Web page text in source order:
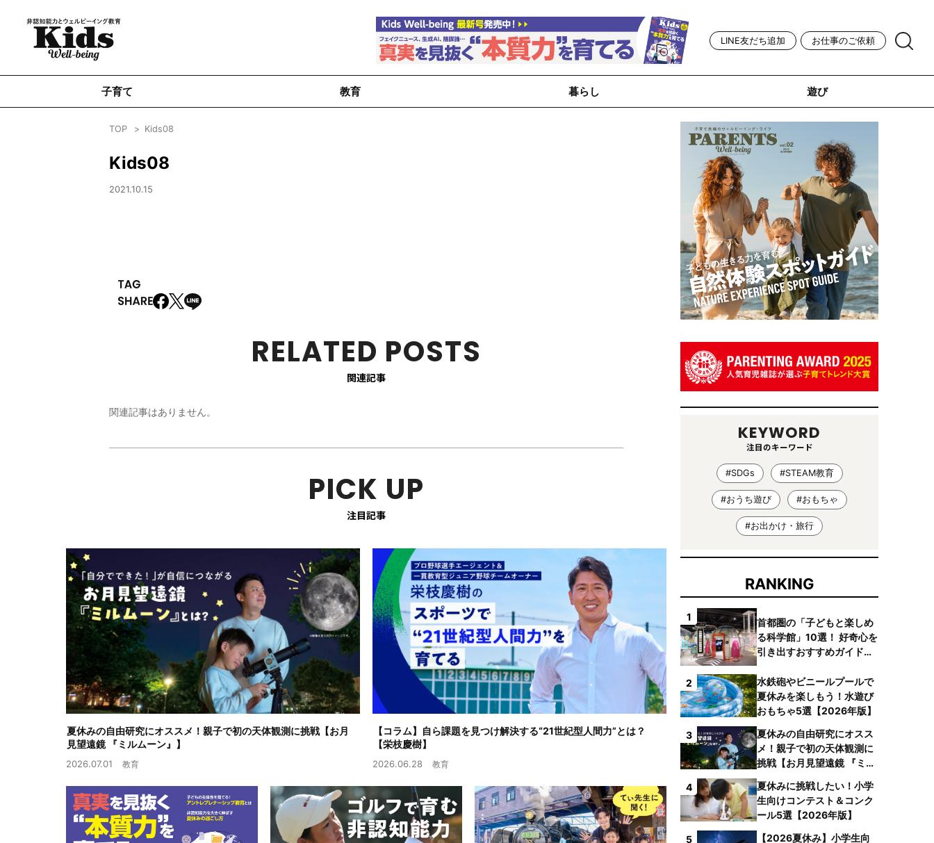
LINE友だち追加 お仕事のご依頼
子育て 教育 暮らし 遊び
TOP Kids08
Kids08
2021.10.15
RELATED POSTS
関連記事
関連記事はありません。
PICK UP
注目記事
夏休みの自由研究にオススメ！親子で初の天体観測に挑戦【お月
見望遠鏡 『ミルムーン』】
2026.07.01 教育
【コラム】自ら課題を見つけ解決する“21世紀型人間力”とは？
【栄枝慶樹】
2026.06.28 教育
KEYWORD
注目のキーワード
#SDGs #STEAM教育
#おうち遊び #おもちゃ
#お出かけ・旅行
RANKING
1
首都圏の「子どもと楽しめ
る科学館」10選！ 好奇心を
引き出すおすすめガイドブ
2
水鉄砲やビニールプールで
夏休みを楽しもう！水遊び
おもちゃ5選【2026年版】
3
夏休みの自由研究にオスス
メ！親子で初の天体観測に
挑戦【お月見望遠鏡 『ミル
4
夏休みに挑戦したい！小学
生向けコンテスト＆コンク
ール5選【2026年版】
5
【2026夏休み】小学生向